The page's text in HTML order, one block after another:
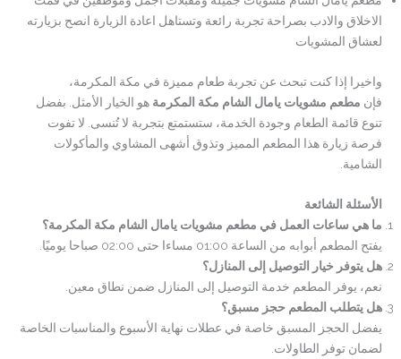
الاخلاق والادب بصراحة تجربة رائعة وتستاهل اعادة الزيارة انصح بزيارته
لعشاق المشويات
واخيرا إذا كنت تبحث عن تجربة طعام مميزة في مكة المكرمة،
فإن مطعم مشويات يامال الشام مكة المكرمة هو الخيار الأمثل. بفضل
تنوع قائمة الطعام وجودة الخدمة، ستستمتع بتجربة لا تُنسى. لا تفوت
فرصة زيارة هذا المطعم المميز وتذوق أشهى المشاوي والمأكولات
الشامية.
الأسئلة الشائعة
ما هي ساعات العمل في مطعم مشويات يامال الشام مكة المكرمة؟
يفتح المطعم أبوابه من الساعة 01:00 مساءا حتى 02:00 صباحا يوميًا.
هل يتوفر خيار التوصيل إلى المنازل؟
نعم، يوفر المطعم خدمة التوصيل إلى المنازل ضمن نطاق معين.
هل يتطلب المطعم حجز مسبق؟
يفضل الحجز المسبق خاصة في عطلات نهاية الأسبوع والمناسبات الخاصة
لضمان توفر الطاولات.